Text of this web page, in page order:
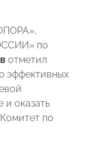
по
отметил
эффективных
и оказать
по